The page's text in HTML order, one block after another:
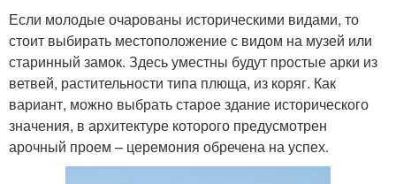
Если молодые очарованы историческими видами, то
стоит выбирать местоположение с видом на музей или
старинный замок. Здесь уместны будут простые арки из
ветвей, растительности типа плюща, из коряг. Как
вариант, можно выбрать старое здание исторического
значения, в архитектуре которого предусмотрен
арочный проем – церемония обречена на успех.